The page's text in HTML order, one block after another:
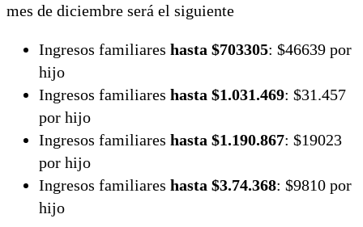
mes de diciembre será el siguiente
Ingresos familiares hasta $703305: $46639 por
hijo
Ingresos familiares hasta $1.031.469: $31.457
por hijo
Ingresos familiares hasta $1.190.867: $19023
por hijo
Ingresos familiares hasta $3.74.368: $9810 por
hijo